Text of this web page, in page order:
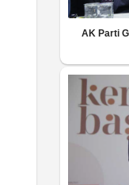
AK Parti